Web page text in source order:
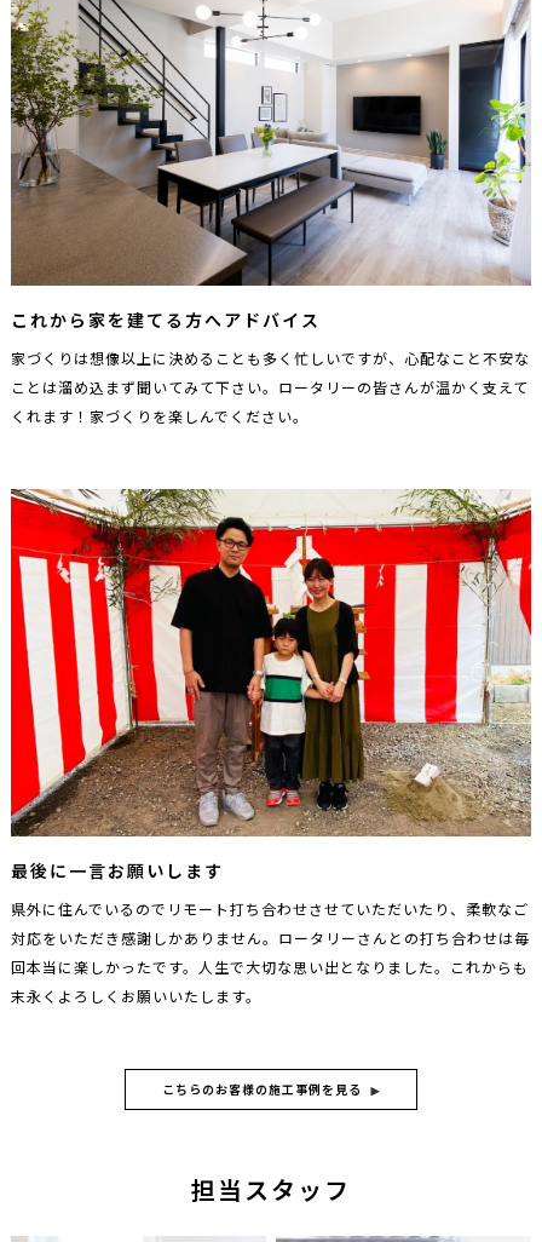
これから家を建てる方へアドバイス
家づくりは想像以上に決めることも多く忙しいですが、心配なこと不安な
ことは溜め込まず聞いてみて下さい。ロータリーの皆さんが温かく支えて
くれます！家づくりを楽しんでください。
最後に一言お願いします
県外に住んでいるのでリモート打ち合わせさせていただいたり、柔軟なご
対応をいただき感謝しかありません。ロータリーさんとの打ち合わせは毎
回本当に楽しかったです。人生で大切な思い出となりました。これからも
末永くよろしくお願いいたします。
こちらのお客様の施工事例を見る
担当スタッフ